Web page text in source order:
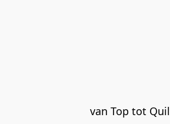
van Top tot